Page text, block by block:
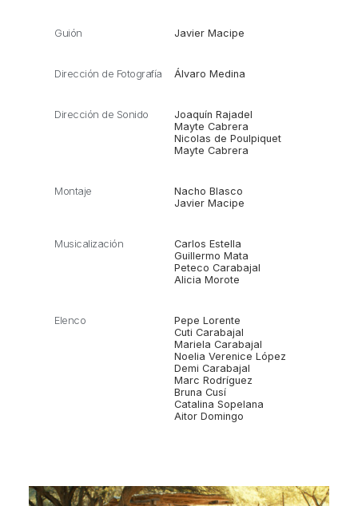
Guión Javier Macipe
Dirección de Fotografía Álvaro Medina
Dirección de Sonido
Joaquín Rajadel
Mayte Cabrera
Nicolas de Poulpiquet
Mayte Cabrera
Montaje
Nacho Blasco
Javier Macipe
Musicalización
Carlos Estella
Guillermo Mata
Peteco Carabajal
Alicia Morote
Elenco
Pepe Lorente
Cuti Carabajal
Mariela Carabajal
Noelia Verenice López
Demi Carabajal
Marc Rodríguez
Bruna Cusí
Catalina Sopelana
Aitor Domingo